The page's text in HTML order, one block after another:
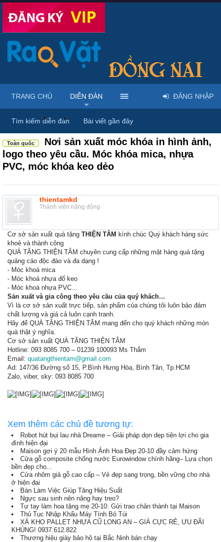
Diễn đàn ... Rao vặt tổng hợp - Uy tín - Miễn phí
Toàn quốc
Nơi sản xuất móc khóa in hình ảnh,
logo theo yêu cầu. Móc khóa mica, nhựa
PVC, móc khóa keo dẻo
thientamkd
Thành viên năng động
Cơ sở sản xuất quà tặng THIỆN TÂM kính chúc Quý khách hàng sức
khoẻ và thành công
QUÀ TẶNG THIỆN TÂM chuyên cung cấp những mặt hàng quà tặng
quảng cáo độc đáo và đa dạng !
- Móc khoá mica
- Móc khoá nhựa đổ keo
- Móc khoá nhựa PVC…
Sản xuất và gia công theo yêu cầu của quý khách…
Vì là cơ sở sản xuất trực tiếp, sản phẩm của chúng tôi luôn bảo đảm
chất lượng và giá cả luôn cạnh tranh.
Hãy để QUÀ TẶNG THIỆN TÂM mang đến cho quý khách những món
quà thật ý nghĩa.
Cơ sở sản xuất QUÀ TẶNG THIỆN TÂM
Hotline: 093 8085 700 – 01239 100093 Ms Thắm
Email: quatangthientam@gmail.com
Ad: 147/36 Đường số 15, P.Bình Hưng Hòa, Bình Tân, Tp.HCM
Zalo, viber, sky: 093 8085 700
Xem thêm các chủ đề tương tự:
Robot hút bụi lau nhà Dreame – Giải pháp dọn dẹp tiện lợi cho gia
đình hiện đại
Maison gợi ý 20 mẫu Hình Ảnh Hoa Đẹp 20-10 đầy cảm hứng
Cửa gỗ composite chống nước Eurowindow chính hãng– Lựa chọn
bền đẹp cho...
Cửa nhôm giả gỗ cao cấp – Vẻ đẹp sang trọng, bền vững cho nhà
ở hiện đại
Bàn Làm Việc Giúp Tăng Hiệu Suất
Ngực sau sinh nên nâng hay treo?
Tự tay làm hoa tặng mẹ 20-10: Gửi trao chân thành tại Maison
Thủ Tục Nhập Khẩu Máy Tính Bỏ Túi
XẢ KHO PALLET NHỰA CŨ LONG AN – GIÁ CỰC RẺ, ƯU ĐÃI
KHỦNG! 0937.612.822
Thương hiệu giày bảo hộ tại Bắc Ninh bán chạy
TRANG CHỦ DIỄN ĐÀN
Tìm kiếm diễn đàn Bài viết gần đây
ĐĂNG NHẬP